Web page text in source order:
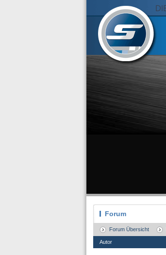
Forum
Forum Übersicht
Autor